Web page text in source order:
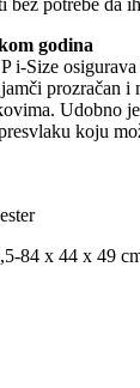
bez potrebe da
godina
i-Size
prozračan i
Udobno
koju
84 x 44 x 49